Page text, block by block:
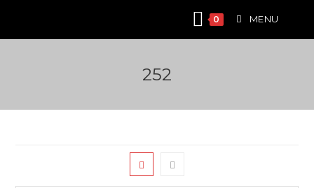
content
0 MENU
252